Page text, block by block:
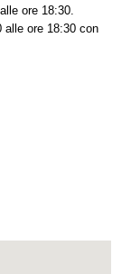
ore 18:30.
alle ore 18:30 con